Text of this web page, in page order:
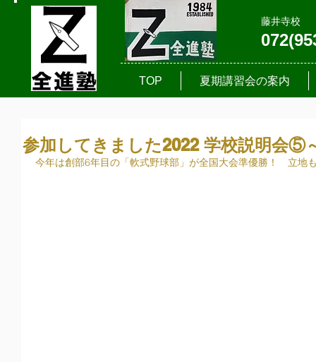
藤井寺校
TOP 夏期講習会の案内
参加してきました2022 学校説明会⑤
今年は創部6年目の「軟式野球部」が全国大会準優勝！　立地